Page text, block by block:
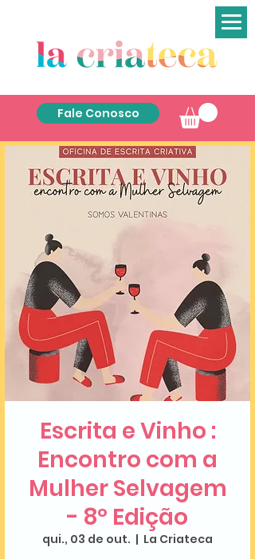
Fale Conosco
Escrita e Vinho :
Encontro com a
Mulher Selvagem
- 8º Edição
qui., 03 de out.
  |
La Criateca